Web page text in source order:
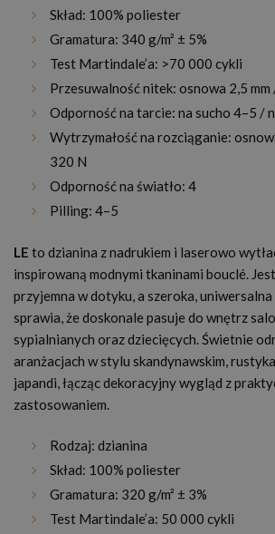
Skład: 100% poliester
Gramatura: 340 g/m² ± 5%
Test Martindale’a: >70 000 cykli
Przesuwalność nitek: osnowa 2,5 mm
Odporność na tarcie: na sucho 4–5 /
Wytrzymałość na rozciąganie:
320 N
Odporność na światło: 4
Pilling: 4–5
LE to dzianina z nadrukiem i laserowo
inspirowaną modnymi tkaninami bouclé.
przyjemna w dotyku, a szeroka,
sprawia, że doskonale pasuje do wnętrz
sypialnianych oraz dziecięcych. Świetnie
aranżacjach w stylu skandynawskim,
japandi, łącząc dekoracyjny wygląd z
zastosowaniem.
Rodzaj: dzianina
Skład: 100% poliester
Gramatura: 320 g/m² ± 3%
Test Martindale’a: 50 000 cykli